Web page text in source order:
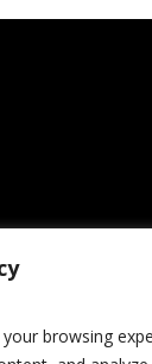
browsing